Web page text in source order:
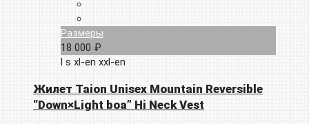
Размеры
18 000 ₽
l s xl-en xxl-en
Жилет Taion Unisex Mountain Reversible
“Down×Light boa” Hi Neck Vest